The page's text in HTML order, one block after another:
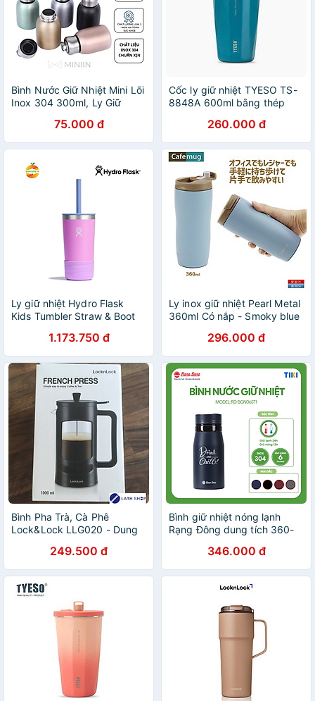
Bình Nước Giữ Nhiệt Mini Lõi
Inox 304 300ml, Ly Giữ
Cấp Giữ Nhiệt Lên Đến 12
Giờ - HÀNG CHÍNH HÃNG
MINIIN
75.000 đ
Cốc ly giữ nhiệt TYESO TS-
8848A 600ml bằng thép
Giữ nhiệt 12 tiếng
260.000 đ
Ly giữ nhiệt Hydro Flask
Kids Tumbler Straw & Boot
1.173.750 đ
Ly inox giữ nhiệt Pearl Metal
360ml Có nắp - Smoky blue
296.000 đ
Bình Pha Trà, Cà Phê
Lock&Lock LLG020 - Dung
249.500 đ
Bình giữ nhiệt nóng lạnh
Rạng Đông dung tích 360-
304 cao cấp, ly giữ nhiệt
346.000 đ